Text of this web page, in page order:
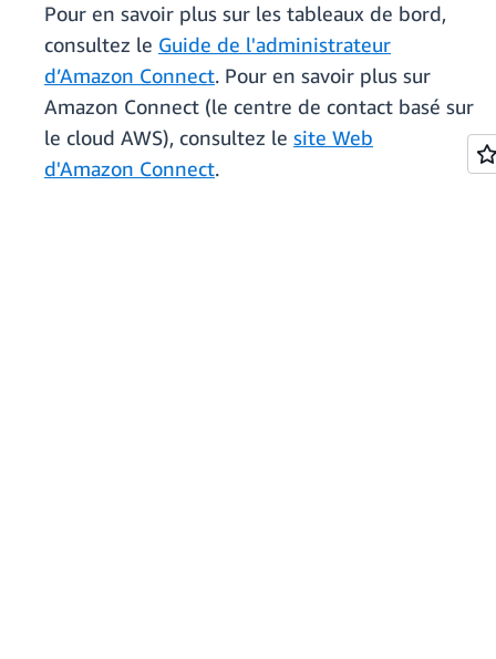
Pour en savoir plus sur les tableaux de bord,
consultez le Guide de l'administrateur
d’Amazon Connect. Pour en savoir plus sur
Amazon Connect (le centre de contact basé sur
le cloud AWS), consultez le site Web
d'Amazon Connect.